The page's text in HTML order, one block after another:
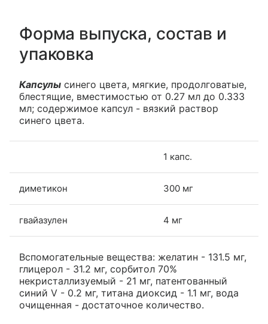
Форма выпуска, состав и
упаковка
Капсулы синего цвета, мягкие, продолговатые,
блестящие, вместимостью от 0.27 мл до 0.333
мл; содержимое капсул - вязкий раствор
синего цвета.
1 капс.
диметикон 300 мг
гвайазулен 4 мг
Вспомогательные вещества: желатин - 131.5 мг,
глицерол - 31.2 мг, сорбитол 70%
некристаллизуемый - 21 мг, патентованный
синий V - 0.2 мг, титана диоксид - 1.1 мг, вода
очищенная - достаточное количество.